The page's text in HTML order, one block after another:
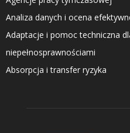
Analiza danych i ocena
Adaptacje i pomoc techniczna
niepełnosprawnościami
Absorpcja i transfer ryzyka